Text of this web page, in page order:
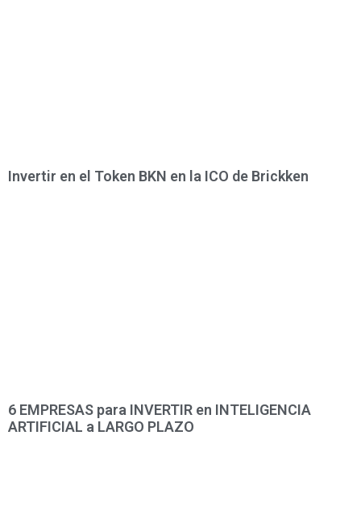
Invertir en el Token BKN en la ICO de Brickken
6 EMPRESAS para INVERTIR en INTELIGENCIA
ARTIFICIAL a LARGO PLAZO